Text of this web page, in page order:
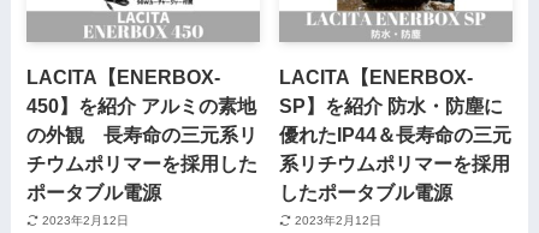
LACITA【ENERBOX-
450】を紹介 アルミの素地
の外観 長寿命の三元系リ
チウムポリマーを採用した
ポータブル電源
2023年2月12日
LACITA【ENERBOX-
SP】を紹介 防水・防塵に
優れたIP44＆長寿命の三元
系リチウムポリマーを採用
したポータブル電源
2023年2月12日